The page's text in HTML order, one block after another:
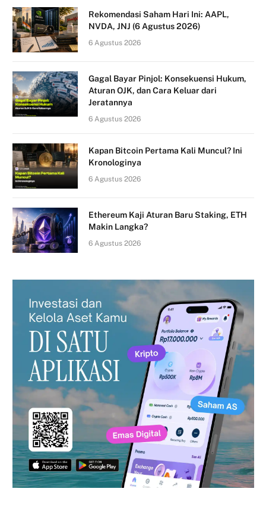
Rekomendasi Saham Hari Ini: AAPL,
NVDA, JNJ (6 Agustus 2026)
6 Agustus 2026
Gagal Bayar Pinjol: Konsekuensi Hukum,
Aturan OJK, dan Cara Keluar dari
Jeratannya
6 Agustus 2026
Kapan Bitcoin Pertama Kali Muncul? Ini
Kronologinya
6 Agustus 2026
Ethereum Kaji Aturan Baru Staking, ETH
Makin Langka?
6 Agustus 2026